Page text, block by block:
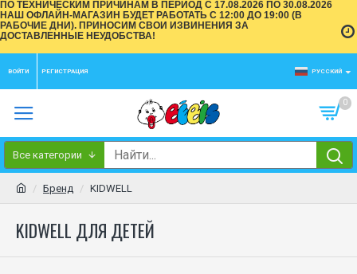
ПО ТЕХНИЧЕСКИМ ПРИЧИНАМ В ПЕРИОД С 17.08.2026 ПО 30.08.2026
НАШ ОФЛАЙН-МАГАЗИН БУДЕТ РАБОТАТЬ С 12:00 ДО 19:00 (В
РАБОЧИЕ ДНИ). ПРИНОСИМ СВОИ ИЗВИНЕНИЯ ЗА
ДОСТАВЛЕННЫЕ НЕУДОБСТВА!
ВОЙТИ РЕГИСТРАЦИЯ РУССКИЙ
0
Все категории
Бренд KIDWELL
KIDWELL ДЛЯ ДЕТЕЙ